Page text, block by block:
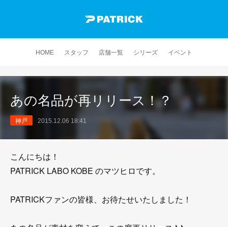
HOME スタッフ 店舗一覧 シリーズ イベント
あの名品が再リリース！？
神戸 2015.12.06 18:41
こんにちは！
PATRICK LABO KOBE のマツヒロです。
PATRICKファンの皆様、お待たせいたしました！